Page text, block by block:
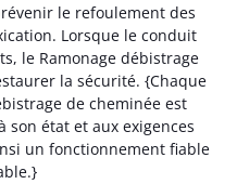
le refoulement des
Lorsque le conduit
le Ramonage débistrage
la sécurité. {Chaque
de cheminée est
son état et aux exigences
un fonctionnement fiable